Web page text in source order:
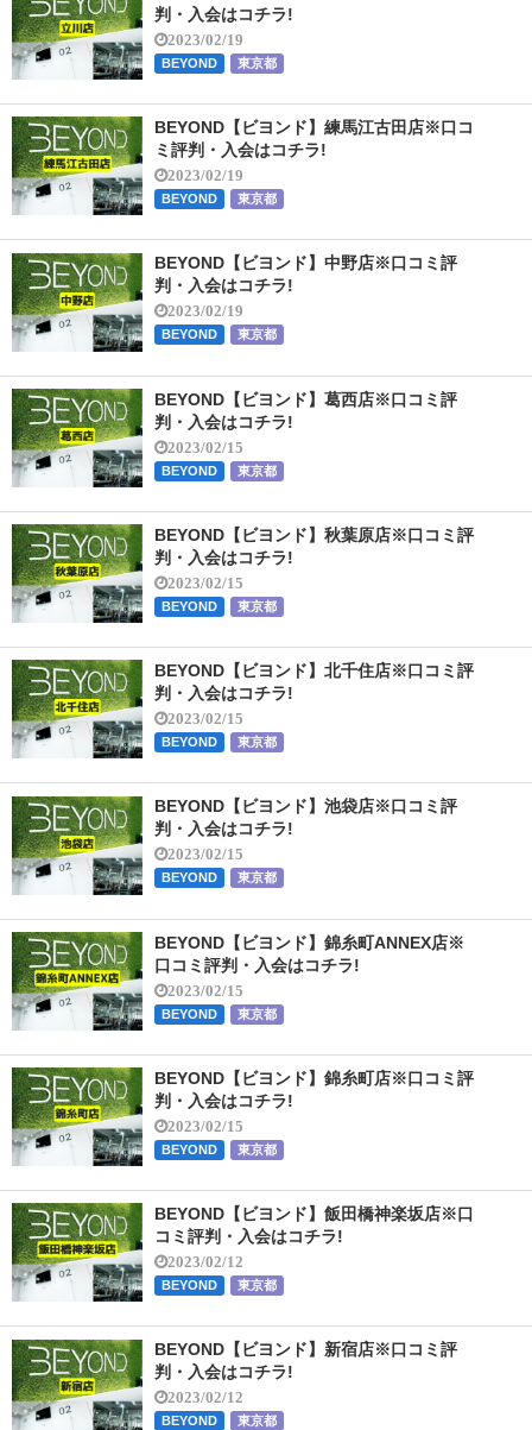
判・入会はコチラ!
2023/02/19
BEYOND 東京都
BEYOND【ビヨンド】練馬江古田店※口コ
ミ評判・入会はコチラ!
2023/02/19
BEYOND 東京都
BEYOND【ビヨンド】中野店※口コミ評
判・入会はコチラ!
2023/02/19
BEYOND 東京都
BEYOND【ビヨンド】葛西店※口コミ評
判・入会はコチラ!
2023/02/15
BEYOND 東京都
BEYOND【ビヨンド】秋葉原店※口コミ評
判・入会はコチラ!
2023/02/15
BEYOND 東京都
BEYOND【ビヨンド】北千住店※口コミ評
判・入会はコチラ!
2023/02/15
BEYOND 東京都
BEYOND【ビヨンド】池袋店※口コミ評
判・入会はコチラ!
2023/02/15
BEYOND 東京都
BEYOND【ビヨンド】錦糸町ANNEX店※
口コミ評判・入会はコチラ!
2023/02/15
BEYOND 東京都
BEYOND【ビヨンド】錦糸町店※口コミ評
判・入会はコチラ!
2023/02/15
BEYOND 東京都
BEYOND【ビヨンド】飯田橋神楽坂店※口
コミ評判・入会はコチラ!
2023/02/12
BEYOND 東京都
BEYOND【ビヨンド】新宿店※口コミ評
判・入会はコチラ!
2023/02/12
BEYOND 東京都